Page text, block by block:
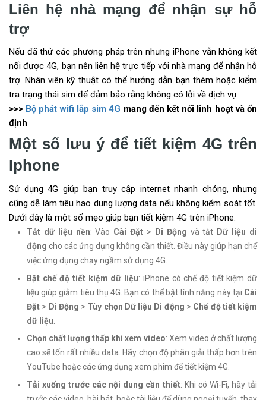
Liên hệ nhà mạng để nhận sự hỗ
trợ
Nếu đã thử các phương pháp trên nhưng iPhone vẫn không kết
nối được 4G, bạn nên liên hệ trực tiếp với nhà mạng để nhận hỗ
trợ. Nhân viên kỹ thuật có thể hướng dẫn bạn thêm hoặc kiểm
tra trạng thái sim để đảm bảo rằng không có lỗi về dịch vụ.
>>> Bộ phát wifi lắp sim 4G mang đến kết nối linh hoạt và ổn
định
Một số lưu ý để tiết kiệm 4G trên
Iphone
Sử dụng 4G giúp bạn truy cập internet nhanh chóng, nhưng
cũng dễ làm tiêu hao dung lượng data nếu không kiểm soát tốt.
Dưới đây là một số mẹo giúp bạn tiết kiệm 4G trên iPhone:
Tắt dữ liệu nền: Vào Cài Đặt > Di Động và tắt Dữ liệu di
động cho các ứng dụng không cần thiết. Điều này giúp hạn chế
việc ứng dụng chạy ngầm sử dụng 4G.
Bật chế độ tiết kiệm dữ liệu: iPhone có chế độ tiết kiệm dữ
liệu giúp giảm tiêu thụ 4G. Bạn có thể bật tính năng này tại Cài
Đặt > Di Động > Tùy chọn Dữ liệu Di động > Chế độ tiết kiệm
dữ liệu
Chọn chất lượng thấp khi xem video: Xem video ở chất lượng
cao sẽ tốn rất nhiều data. Hãy chọn độ phân giải thấp hơn trên
YouTube hoặc các ứng dụng xem phim để tiết kiệm 4G.
Tải xuống trước các nội dung cần thiết: Khi có Wi-Fi, hãy tải